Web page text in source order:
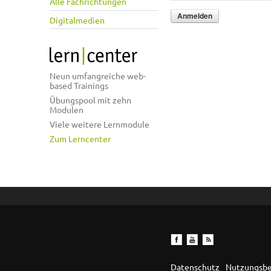
Digitalmedien
Neun umfangreiche web-
based Trainings
Übungspool mit zehn
Modulen
Viele weitere Lernmodule
Zum Lerncenter
Datenschutz